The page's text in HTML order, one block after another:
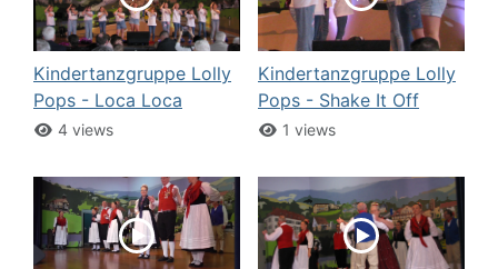
Kindertanzgruppe Lolly
Pops - Loca Loca
4 views
Kindertanzgruppe Lolly
Pops - Shake It Off
1 views